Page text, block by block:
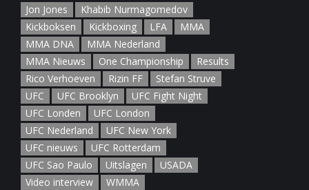
Jon Jones
Khabib Nurmagomedov
Kickboksen
Kickboxing LFA
MMA
MMA DNA
MMA Nederland
MMA Nieuws
One Championship
Results
Rico Verhoeven
Rizin FF
Stefan Struve
UFC
UFC Brooklyn
UFC Fight Night
UFC Londen
UFC London
UFC Nederland
UFC New York
UFC nieuws
UFC Rotterdam
UFC Sao Paulo
Uitslagen
USADA
Video interview
WMMA